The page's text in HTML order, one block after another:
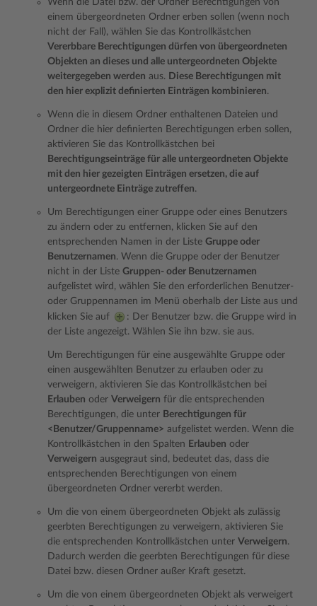
einem übergeordneten Ordner erben sollen (wenn noch
nicht der Fall), wählen Sie das Kontrollkästchen
Vererbbare Berechtigungen dürfen von übergeordneten
Objekten an dieses und alle untergeordneten Objekte
weitergegeben werden aus. Diese Berechtigungen mit
den hier explizit definierten Einträgen kombinieren.
Wenn die in diesem Ordner enthaltenen Dateien und
Ordner die hier definierten Berechtigungen erben sollen,
aktivieren Sie das Kontrollkästchen bei
Berechtigungseinträge für alle untergeordneten Objekte
mit den hier gezeigten Einträgen ersetzen, die auf
untergeordnete Einträge zutreffen.
Um Berechtigungen einer Gruppe oder eines Benutzers
zu ändern oder zu entfernen, klicken Sie auf den
entsprechenden Namen in der Liste Gruppe oder
Benutzernamen. Wenn die Gruppe oder der Benutzer
nicht in der Liste Gruppen- oder Benutzernamen
aufgelistet wird, wählen Sie den erforderlichen Benutzer-
oder Gruppennamen im Menü oberhalb der Liste aus und
klicken Sie auf
: Der Benutzer bzw. die Gruppe wird in
der Liste angezeigt. Wählen Sie ihn bzw. sie aus.
Um Berechtigungen für eine ausgewählte Gruppe oder
einen ausgewählten Benutzer zu erlauben oder zu
verweigern, aktivieren Sie das Kontrollkästchen bei
Erlauben oder Verweigern für die entsprechenden
Berechtigungen, die unter Berechtigungen für
<Benutzer/Gruppenname> aufgelistet werden. Wenn die
Kontrollkästchen in den Spalten Erlauben oder
Verweigern ausgegraut sind, bedeutet das, dass die
entsprechenden Berechtigungen von einem
übergeordneten Ordner vererbt werden.
Um die von einem übergeordneten Objekt als zulässig
geerbten Berechtigungen zu verweigern, aktivieren Sie
die entsprechenden Kontrollkästchen unter Verweigern.
Dadurch werden die geerbten Berechtigungen für diese
Datei bzw. diesen Ordner außer Kraft gesetzt.
Um die von einem übergeordneten Objekt als verweigert